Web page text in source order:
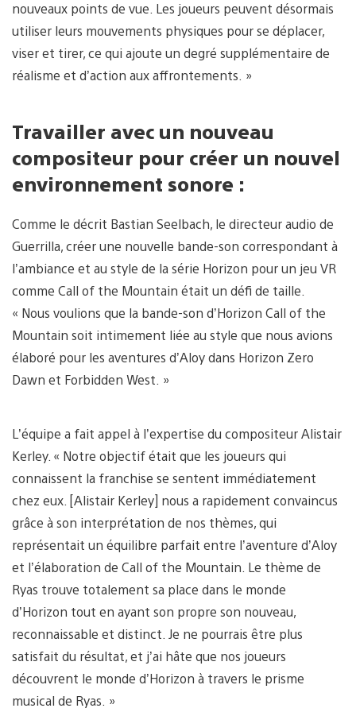
nouveaux points de vue. Les joueurs peuvent désormais
utiliser leurs mouvements physiques pour se déplacer,
viser et tirer, ce qui ajoute un degré supplémentaire de
réalisme et d’action aux affrontements. »
Travailler avec un nouveau
compositeur pour créer un nouvel
environnement sonore :
Comme le décrit Bastian Seelbach, le directeur audio de
Guerrilla, créer une nouvelle bande-son correspondant à
l’ambiance et au style de la série Horizon pour un jeu VR
comme Call of the Mountain était un défi de taille.
« Nous voulions que la bande-son d’Horizon Call of the
Mountain soit intimement liée au style que nous avions
élaboré pour les aventures d’Aloy dans Horizon Zero
Dawn et Forbidden West. »
L’équipe a fait appel à l’expertise du compositeur Alistair
Kerley. « Notre objectif était que les joueurs qui
connaissent la franchise se sentent immédiatement
chez eux. [Alistair Kerley] nous a rapidement convaincus
grâce à son interprétation de nos thèmes, qui
représentait un équilibre parfait entre l’aventure d’Aloy
et l’élaboration de Call of the Mountain. Le thème de
Ryas trouve totalement sa place dans le monde
d’Horizon tout en ayant son propre son nouveau,
reconnaissable et distinct. Je ne pourrais être plus
satisfait du résultat, et j’ai hâte que nos joueurs
découvrent le monde d’Horizon à travers le prisme
musical de Ryas. »